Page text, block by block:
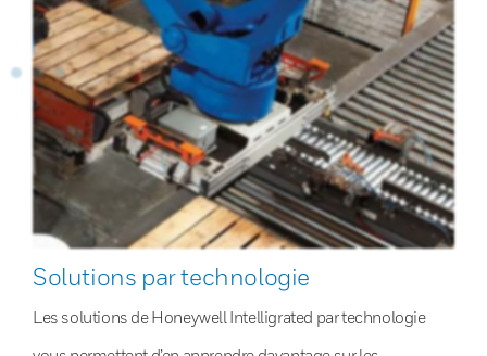
Solutions par technologie
Les solutions de Honeywell Intelligrated par technologie